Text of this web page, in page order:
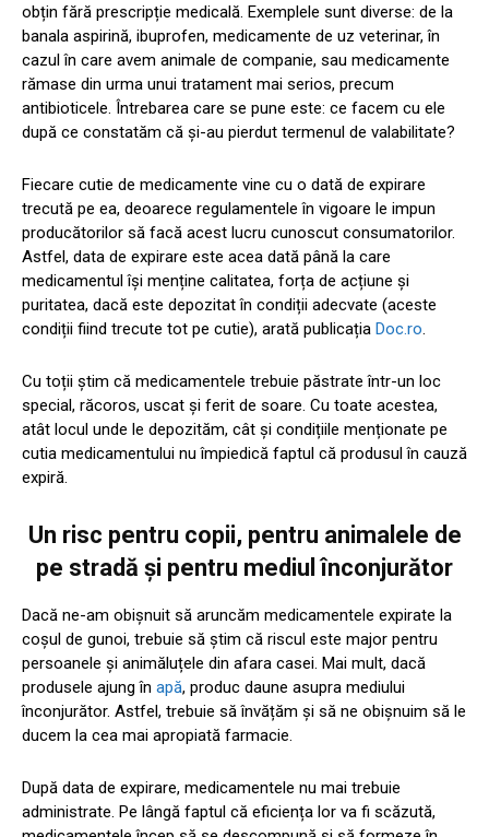
obțin fără prescripție medicală. Exemplele sunt diverse: de la
banala aspirină, ibuprofen, medicamente de uz veterinar, în
cazul în care avem animale de companie, sau medicamente
rămase din urma unui tratament mai serios, precum
antibioticele. Întrebarea care se pune este: ce facem cu ele
după ce constatăm că și-au pierdut termenul de valabilitate?
Fiecare cutie de medicamente vine cu o dată de expirare
trecută pe ea, deoarece regulamentele în vigoare le impun
producătorilor să facă acest lucru cunoscut consumatorilor.
Astfel, data de expirare este acea dată până la care
medicamentul își menține calitatea, forța de acțiune și
puritatea, dacă este depozitat în condiții adecvate (aceste
condiții fiind trecute tot pe cutie), arată publicația Doc.ro.
Cu toții știm că medicamentele trebuie păstrate într-un loc
special, răcoros, uscat și ferit de soare. Cu toate acestea,
atât locul unde le depozităm, cât și condițiile menționate pe
cutia medicamentului nu împiedică faptul că produsul în cauză
expiră.
Un risc pentru copii, pentru animalele de
pe stradă și pentru mediul înconjurător
Dacă ne-am obișnuit să aruncăm medicamentele expirate la
coșul de gunoi, trebuie să știm că riscul este major pentru
persoanele și animăluțele din afara casei. Mai mult, dacă
produsele ajung în apă, produc daune asupra mediului
înconjurător. Astfel, trebuie să învățăm și să ne obișnuim să le
ducem la cea mai apropiată farmacie.
După data de expirare, medicamentele nu mai trebuie
administrate. Pe lângă faptul că eficiența lor va fi scăzută,